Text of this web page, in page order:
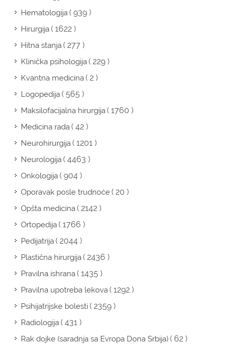
Hematologija( 939 )
Hirurgija( 1622 )
Hitna stanja( 277 )
Klinička psihologija( 229 )
Kvantna medicina( 2 )
Logopedija( 565 )
Maksilofacijalna hirurgija( 1760 )
Medicina rada( 42 )
Neurohirurgija( 1201 )
Neurologija( 4463 )
Onkologija( 904 )
Oporavak posle trudnoće( 20 )
Opšta medicina( 2142 )
Ortopedija( 1766 )
Pedijatrija( 2044 )
Plastična hirurgija( 2436 )
Pravilna ishrana( 1435 )
Pravilna upotreba lekova( 1292 )
Psihijatrijske bolesti( 2359 )
Radiologija( 431 )
Rak dojke (saradnja sa Evropa Dona Srbija)( 62 )